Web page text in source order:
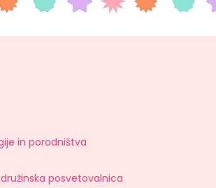
in porodništva
posvetovalnica